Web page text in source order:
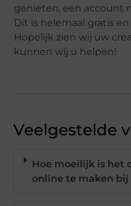
genieten, een account
Dit is helemaal gratis
Hopelijk zien wij uw
kunnen wij u helpen!
Veelgestelde
Hoe moeilijk is het
online te maken bij